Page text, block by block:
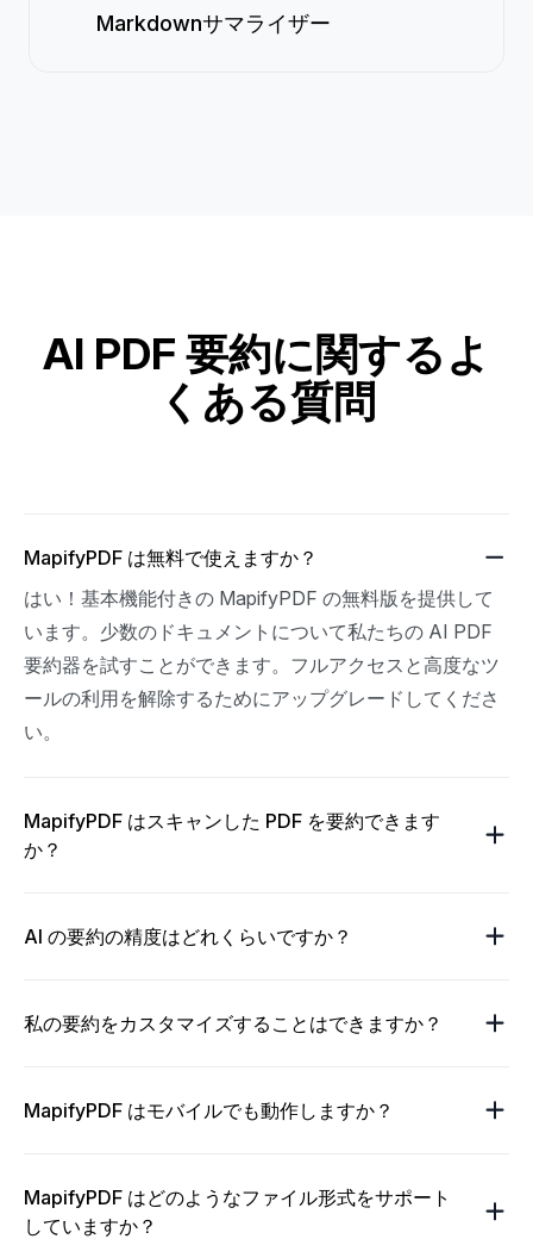
Markdownサマライザー
AI PDF 要約に関するよ
くある質問
MapifyPDF は無料で使えますか？
はい！基本機能付きの MapifyPDF の無料版を提供して
います。少数のドキュメントについて私たちの AI PDF
要約器を試すことができます。フルアクセスと高度なツ
ールの利用を解除するためにアップグレードしてくださ
い。
MapifyPDF はスキャンした PDF を要約できます
か？
AI の要約の精度はどれくらいですか？
私の要約をカスタマイズすることはできますか？
MapifyPDF はモバイルでも動作しますか？
MapifyPDF はどのようなファイル形式をサポート
していますか？